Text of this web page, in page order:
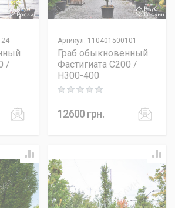
/
Артикул: 110401500101
Граб обыкновенный
Фастигиата C200 /
H300-400
Rating: 0 out of 5
12600 грн.